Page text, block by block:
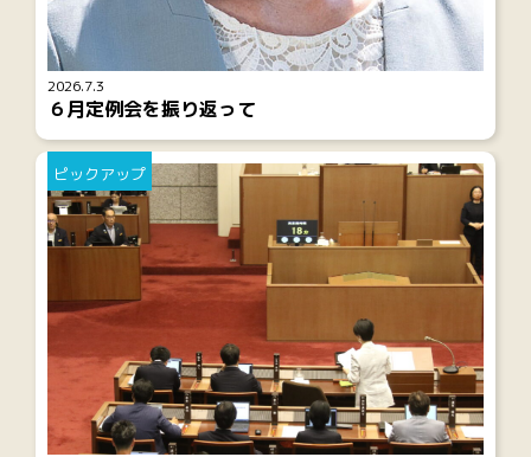
2026.7.3
６月定例会を振り返って
ピックアップ